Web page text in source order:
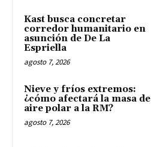
Kast busca concretar
corredor humanitario en
asunción de De La
Espriella
agosto 7, 2026
Nieve y fríos extremos:
¿cómo afectará la masa de
aire polar a la RM?
agosto 7, 2026